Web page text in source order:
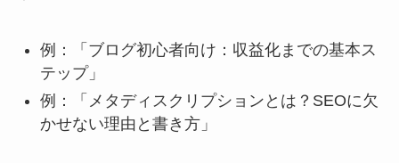
例：「ブログ初心者向け：収益化までの基本ス
テップ」
例：「メタディスクリプションとは？SEOに欠
かせない理由と書き方」